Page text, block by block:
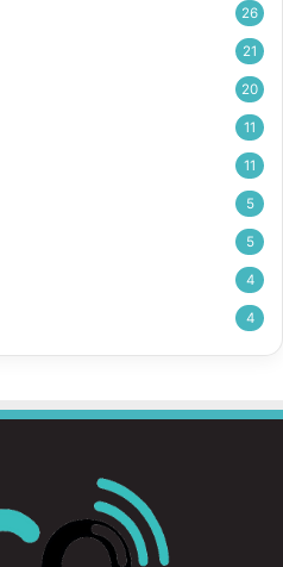
26
21
20
11
11
5
5
4
4